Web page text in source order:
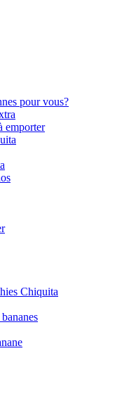
pour vous?
emporter
Chiquita